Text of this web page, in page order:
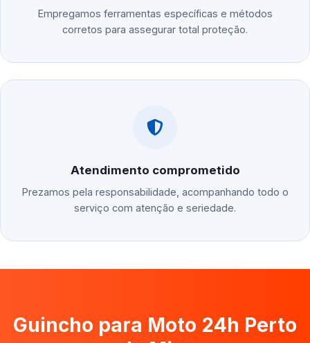
Empregamos ferramentas específicas e métodos
corretos para assegurar total proteção.
Atendimento comprometido
Prezamos pela responsabilidade, acompanhando todo o
serviço com atenção e seriedade.
Guincho para Moto 24h Perto